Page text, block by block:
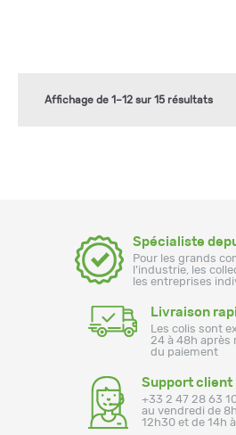
Affichage de 1–12 sur 15 résultats
Spécialiste
Pour les grands
l'industrie, les
les entreprises
Livraison
Les colis sont
24 à 48h après
du paiement
Support client
+33 2 47 28 63
au vendredi de
12h30 et de 14h